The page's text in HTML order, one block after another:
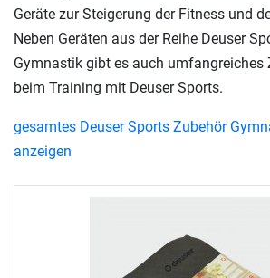
Geräte zur Steigerung der Fitness und
Neben Geräten aus der Reihe Deuser
Gymnastik gibt es auch umfangreiches
beim Training mit Deuser Sports.
gesamtes Deuser Sports Zubehör
anzeigen